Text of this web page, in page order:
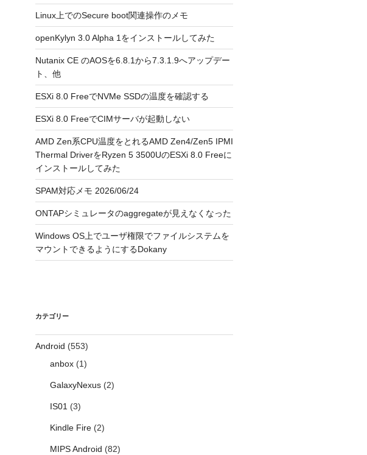
Linux上でのSecure boot関連操作のメモ
openKylyn 3.0 Alpha 1をインストールしてみた
Nutanix CE のAOSを6.8.1から7.3.1.9へアップデー
ト、他
ESXi 8.0 FreeでNVMe SSDの温度を確認する
ESXi 8.0 FreeでCIMサーバが起動しない
AMD Zen系CPU温度をとれるAMD Zen4/Zen5 IPMI
Thermal DriverをRyzen 5 3500UのESXi 8.0 Freeに
インストールしてみた
SPAM対応メモ 2026/06/24
ONTAPシミュレータのaggregateが見えなくなった
Windows OS上でユーザ権限でファイルシステムを
マウントできるようにするDokany
カテゴリー
Android (553)
anbox(1)
GalaxyNexus(2)
IS01(3)
Kindle Fire(2)
MIPS Android (82)